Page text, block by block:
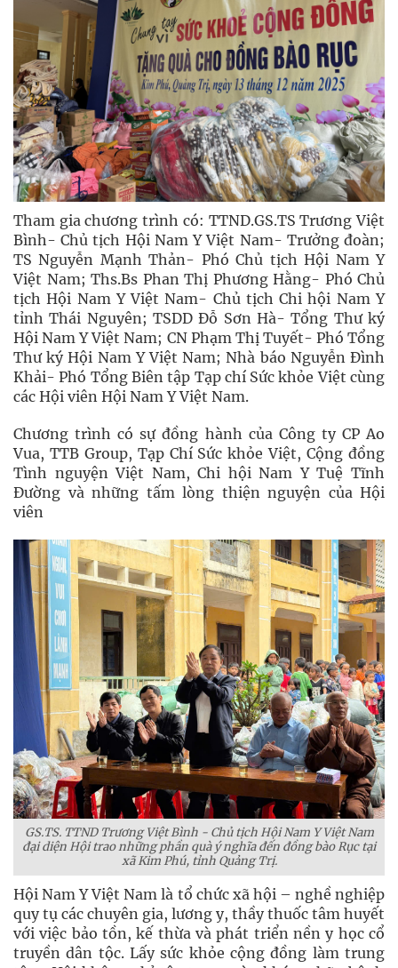
Tham gia chương trình có: TTND.GS.TS Trương Việt
Bình- Chủ tịch Hội Nam Y Việt Nam- Trưởng đoàn;
TS Nguyễn Mạnh Thản- Phó Chủ tịch Hội Nam Y
Việt Nam; Ths.Bs Phan Thị Phương Hằng- Phó Chủ
tịch Hội Nam Y Việt Nam- Chủ tịch Chi hội Nam Y
tỉnh Thái Nguyên; TSDD Đỗ Sơn Hà- Tổng Thư ký
Hội Nam Y Việt Nam; CN Phạm Thị Tuyết- Phó Tổng
Thư ký Hội Nam Y Việt Nam; Nhà báo Nguyễn Đình
Khải- Phó Tổng Biên tập Tạp chí Sức khỏe Việt cùng
các Hội viên Hội Nam Y Việt Nam.
Chương trình có sự đồng hành của Công ty CP Ao
Vua, TTB Group, Tạp Chí Sức khỏe Việt, Cộng đồng
Tình nguyện Việt Nam, Chi hội Nam Y Tuệ Tĩnh
Đường và những tấm lòng thiện nguyện của Hội
viên
GS.TS. TTND Trương Việt Bình - Chủ tịch Hội Nam Y Việt Nam
đại diện Hội trao những phần quà ý nghĩa đến đồng bào Rục tại
xã Kim Phú, tỉnh Quảng Trị.
Hội Nam Y Việt Nam là tổ chức xã hội – nghề nghiệp
quy tụ các chuyên gia, lương y, thầy thuốc tâm huyết
với việc bảo tồn, kế thừa và phát triển nền y học cổ
truyền dân tộc. Lấy sức khỏe cộng đồng làm trung